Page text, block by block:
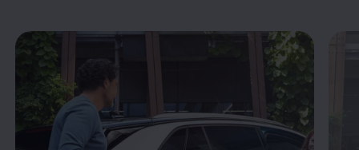
Enable fullscreen mode